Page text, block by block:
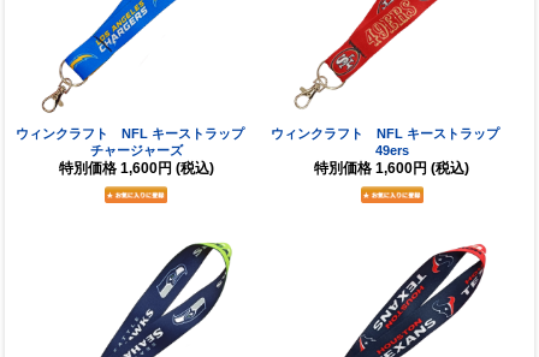
ウィンクラフト NFL キーストラップ
チャージャーズ
特別価格 1,600円 (税込)
ウィンクラフト NFL キーストラップ
49ers
特別価格 1,600円 (税込)